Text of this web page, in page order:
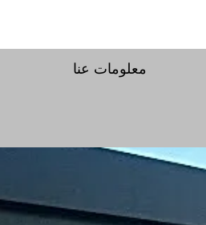
معلومات عنا